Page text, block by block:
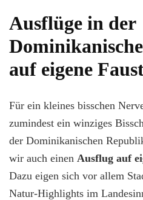
Ausflüge in der
auf eigene
Für ein kleines bisschen
zumindest ein winziges
der Dominikanischen
wir auch einen Ausflug auf
Dazu eigen sich vor allem
Natur-Highlights im